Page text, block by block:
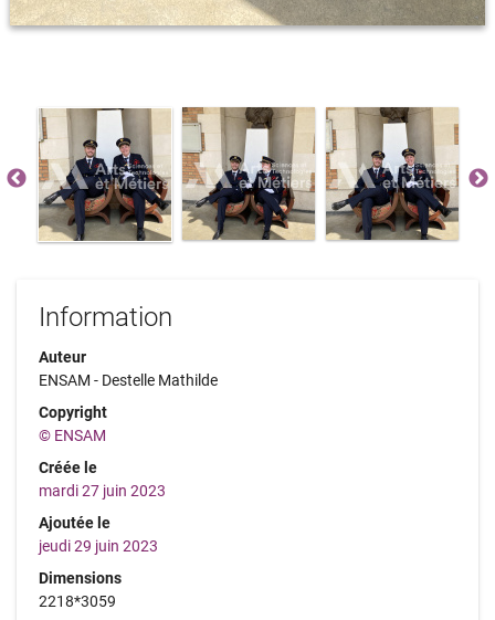
Information
Auteur
ENSAM - Destelle Mathilde
Copyright
© ENSAM
Créée le
mardi 27 juin 2023
Ajoutée le
jeudi 29 juin 2023
Dimensions
2218*3059